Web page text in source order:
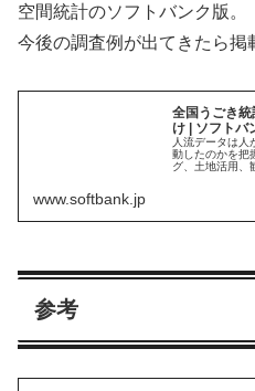
空間統計のソフトバンク版。
今後の調査例が出てきたら掲
全国うごき統
け | ソフトバ
人流データは人
動したのかを把
グ、土地活用、
www.softbank.jp
参考